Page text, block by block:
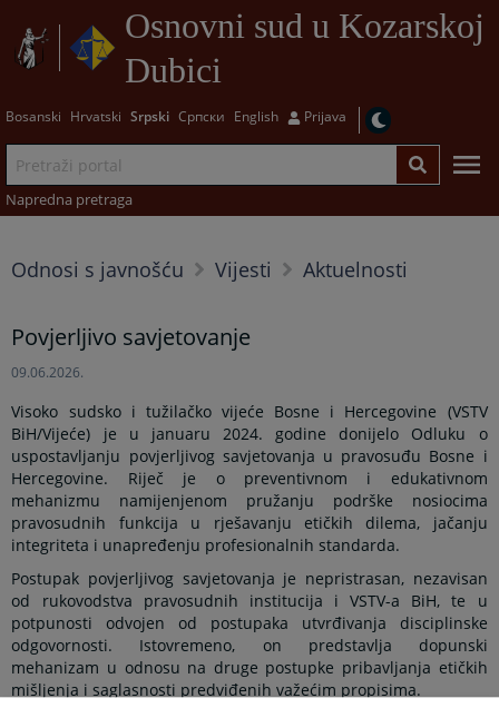
Osnovni sud u Kozarskoj
Dubici
Bosanski Hrvatski Srpski Српски English Prijava
Napredna pretraga
Odnosi s javnošću Vijesti Aktuelnosti
Povjerljivo savjetovanje
09.06.2026.
Visoko sudsko i tužilačko vijeće Bosne i Hercegovine (VSTV
BiH/Vijeće) je u januaru 2024. godine donijelo Odluku o
uspostavljanju povjerljivog savjetovanja u pravosuđu Bosne i
Hercegovine. Riječ je o preventivnom i edukativnom
mehanizmu namijenjenom pružanju podrške nosiocima
pravosudnih funkcija u rješavanju etičkih dilema, jačanju
integriteta i unapređenju profesionalnih standarda.
Postupak povjerljivog savjetovanja je nepristrasan, nezavisan
od rukovodstva pravosudnih institucija i VSTV-a BiH, te u
potpunosti odvojen od postupaka utvrđivanja disciplinske
odgovornosti. Istovremeno, on predstavlja dopunski
mehanizam u odnosu na druge postupke pribavljanja etičkih
mišljenja i saglasnosti predviđenih važećim propisima.